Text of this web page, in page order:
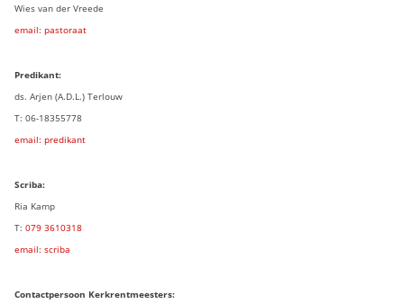
Wies van der Vreede
email: pastoraat
Predikant:
ds. Arjen (A.D.L.) Terlouw
T: 06-18355778
email: predikant
Scriba:
Ria Kamp
T: 079 3610318
email: scriba
Contactpersoon Kerkrentmeesters: